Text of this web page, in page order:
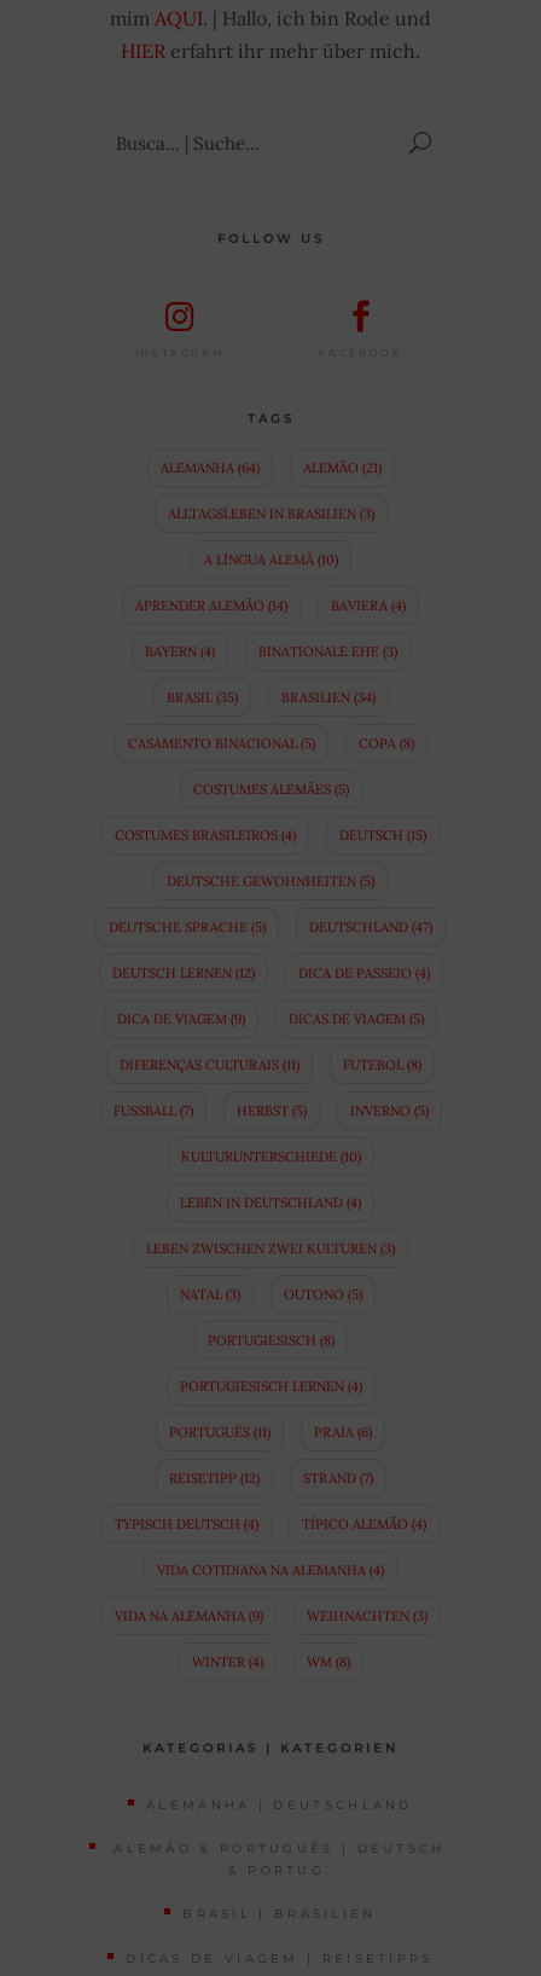
mim AQUI. | Hallo, ich bin Rode und
HIER erfahrt ihr mehr über mich.
FOLLOW US
INSTAGRAM FACEBOOK
TAGS
ALEMANHA(64) ALEMÃO (21)
ALLTAGSLEBEN IN BRASILIEN(3)
A LÍNGUA ALEMÃ(10)
APRENDER ALEMÃO (14) BAVIERA (4)
BAYERN(4) BINATIONALE EHE(3)
BRASIL(35) BRASILIEN(34)
CASAMENTO BINACIONAL(5) COPA(8)
COSTUMES ALEMÃES(5)
COSTUMES BRASILEIROS (4) DEUTSCH (15)
DEUTSCHE GEWOHNHEITEN (5)
DEUTSCHE SPRACHE (5) DEUTSCHLAND (47)
DEUTSCH LERNEN(12) DICA DE PASSEIO (4)
DICA DE VIAGEM (9) DICAS DE VIAGEM (5)
DIFERENÇAS CULTURAIS (11) FUTEBOL (8)
FUSSBALL (7) HERBST(5) INVERNO (5)
KULTURUNTERSCHIEDE(10)
LEBEN IN DEUTSCHLAND (4)
LEBEN ZWISCHEN ZWEI KULTUREN (3)
NATAL(3) OUTONO (5)
PORTUGIESISCH (8)
PORTUGIESISCH LERNEN(4)
PORTUGUÊS (11) PRAIA (6)
REISETIPP(12) STRAND(7)
TYPISCH DEUTSCH (4) TÍPICO ALEMÃO (4)
VIDA COTIDIANA NA ALEMANHA (4)
VIDA NA ALEMANHA(9) WEIHNACHTEN(3)
WINTER(4) WM(8)
KATEGORIAS | KATEGORIEN
ALEMANHA | DEUTSCHLAND
ALEMÃO & PORTUGUÊS | DEUTSCH
& PORTUG.
BRASIL | BRASILIEN
DICAS DE VIAGEM | REISETIPPS